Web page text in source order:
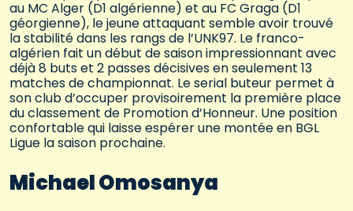
au MC Alger (D1 algérienne) et au FC Graga (D1
géorgienne), le jeune attaquant semble avoir trouvé
la stabilité dans les rangs de l’UNK97. Le franco-
algérien fait un début de saison impressionnant avec
déjà 8 buts et 2 passes décisives en seulement 13
matches de championnat. Le serial buteur permet à
son club d’occuper provisoirement la première place
du classement de Promotion d’Honneur. Une position
confortable qui laisse espérer une montée en BGL
Ligue la saison prochaine.
Michael Omosanya